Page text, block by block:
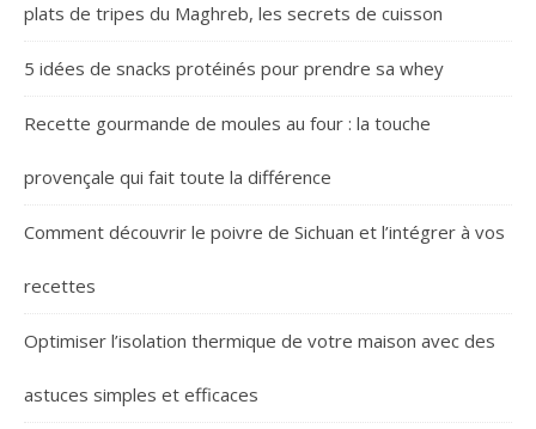
plats de tripes du Maghreb, les secrets de cuisson
5 idées de snacks protéinés pour prendre sa whey
Recette gourmande de moules au four : la touche
provençale qui fait toute la différence
Comment découvrir le poivre de Sichuan et l’intégrer à vos
recettes
Optimiser l’isolation thermique de votre maison avec des
astuces simples et efficaces